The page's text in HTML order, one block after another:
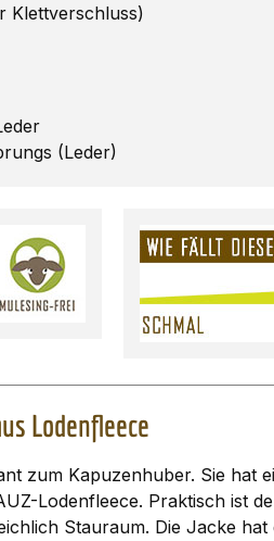
Klettverschluss)
(Leder)
Lodenfleece
zum Kapuzenhuber. Sie hat
Lodenfleece. Praktisch ist
Stauraum. Die Jacke